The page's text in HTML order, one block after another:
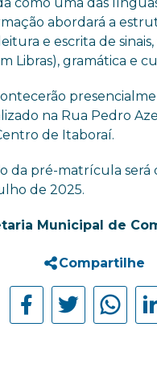
como uma das
abordará a
e escrita de
Libras), gramática e
na Rua Pedro
de Itaboraí.
da pré-matrícula será
de 2025.
Municipal de
Compartilhe